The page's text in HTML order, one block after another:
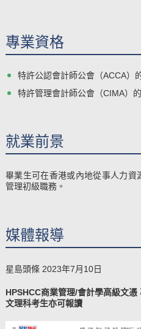
專業資格
特許公認會計師公會（ACCA）
特許管理會計師公會（CIMA）
就業前景
畢業生可在香港或內地從事人力
管理初級職務。
媒體報導
星島頭條 2023年7月10日
​HPSHCC商業管理/會計學高級文
文理科考生亦可報讀